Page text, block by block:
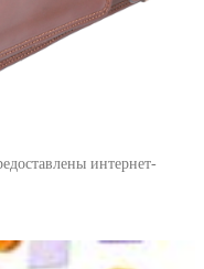
интернет-